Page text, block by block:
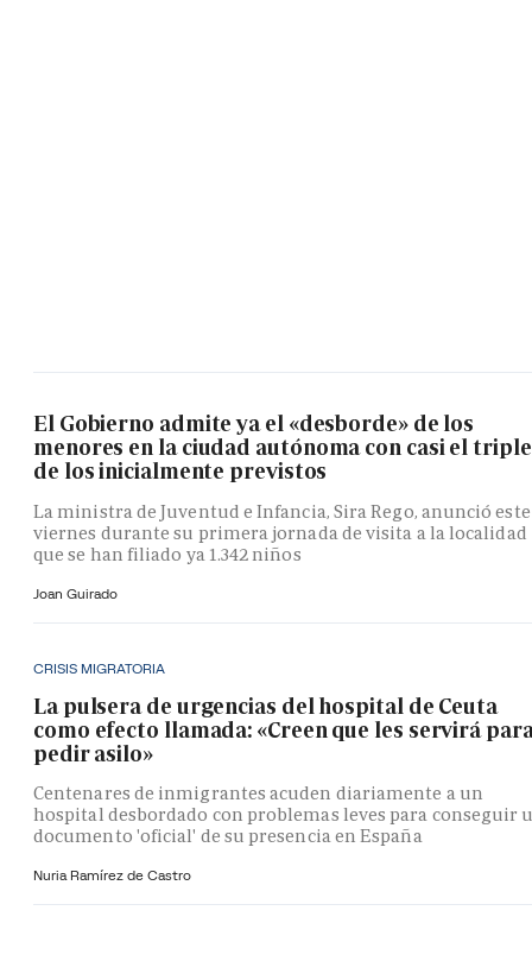
El Gobierno admite ya el «desborde» de los
menores en la ciudad autónoma con casi el triple
de los inicialmente previstos
La ministra de Juventud e Infancia, Sira Rego, anunció este
viernes durante su primera jornada de visita a la localidad
que se han filiado ya 1.342 niños
Joan Guirado
CRISIS MIGRATORIA
La pulsera de urgencias del hospital de Ceuta
como efecto llamada: «Creen que les servirá
pedir asilo»
Centenares de inmigrantes acuden diariamente a un
hospital desbordado con problemas leves para conseguir
documento 'oficial' de su presencia en España
Nuria Ramírez de Castro